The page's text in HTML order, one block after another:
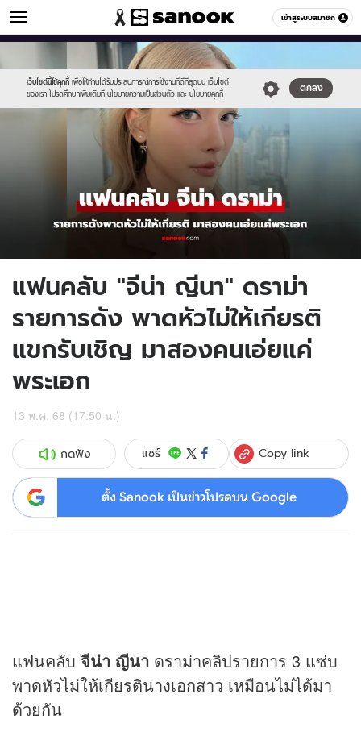
เข้าสู่ระบบสมาชิก
ข่าวบันเทิง หมวดอื่นๆ
เว็บไซต์นี้ใช้คุกกี้ เพื่อให้ท่านได้รับประสบการณ์การใช้งานที่ดีที่สุดบน เว็บไซต์
ของเรา โปรดศึกษาเพิ่มเติมที่ นโยบายความเป็นส่วนตัว และ นโยบายคุกกี้
ตกลง
Sanook
//s.isanook.com/sr/0/images/logo-
new-
sanook.png
//s.isanook.com/ns/0/ud/1957/9788642/555-
2025-
13t175724.042.jpg
แฟนคลับ "จีน่า ญีนา" ดราม่า
รายการดัง พาดหัวไม่ให้เกียรติ
แขกรับเชิญ มาสองคนเอ่ยแค่
พระเอก
13 พ.ค. 68 (17:50 น.)
กดฟัง แชร์ Copy link
ตั้ง Sanook เป็นข่าวโปรดบน Google
แฟนคลับ จีน่า ญีนา ดราม่าคลิปรายการ 3 แซ่บ
พาดหัวไม่ให้เกียรตินางเอกสาว เหมือนไม่ได้มา
ด้วยกัน